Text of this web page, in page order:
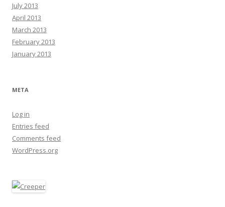
July 2013
April 2013
March 2013
February 2013
January 2013
META
Log in
Entries feed
Comments feed
WordPress.org